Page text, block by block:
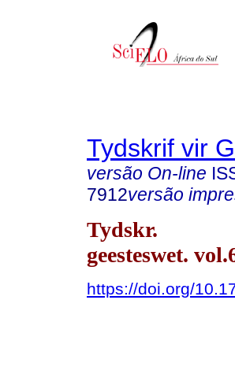
Tydskrif vir
versão On-line
7912versão
Tydskr.
geesteswet.
https://doi.org/